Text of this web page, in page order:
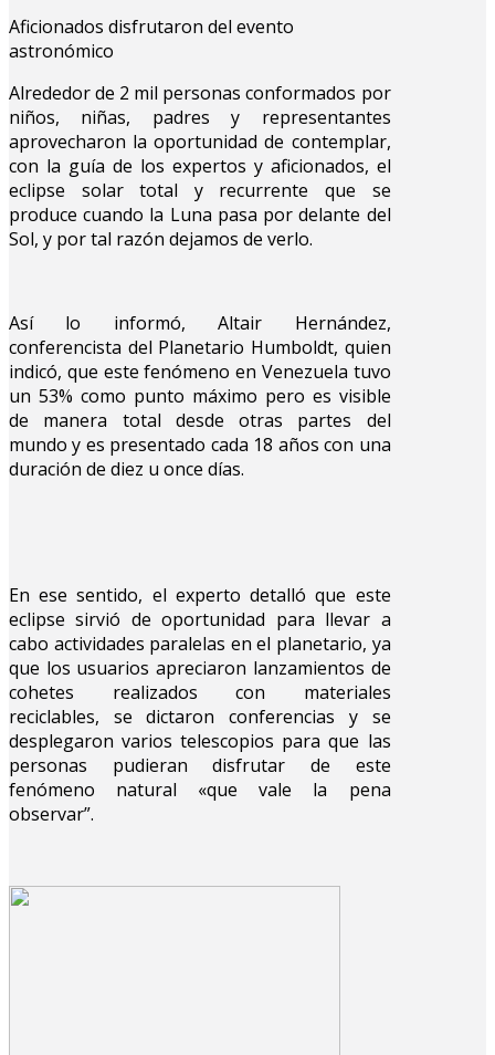
Aficionados disfrutaron del evento
astronómico
Alrededor de 2 mil personas conformados por
niños, niñas, padres y representantes
aprovecharon la oportunidad de contemplar,
con la guía de los expertos y aficionados, el
eclipse solar total y recurrente que se
produce cuando la Luna pasa por delante del
Sol, y por tal razón dejamos de verlo.
Así lo informó, Altair Hernández,
conferencista del Planetario Humboldt, quien
indicó, que este fenómeno en Venezuela tuvo
un 53% como punto máximo pero es visible
de manera total desde otras partes del
mundo y es presentado cada 18 años con una
duración de diez u once días.
En ese sentido, el experto detalló que este
eclipse sirvió de oportunidad para llevar a
cabo actividades paralelas en el planetario, ya
que los usuarios apreciaron lanzamientos de
cohetes realizados con materiales
reciclables, se dictaron conferencias y se
desplegaron varios telescopios para que las
personas pudieran disfrutar de este
fenómeno natural «que vale la pena
observar”.